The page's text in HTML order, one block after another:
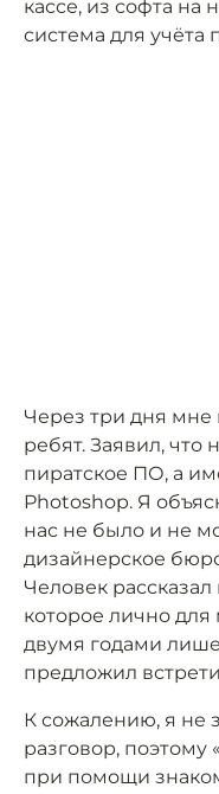
кассе, из софта на
система для учёта
Через три дня мне
ребят. Заявил,
пиратское ПО, а
Photoshop. Я
нас не было и не
дизайнерское
Человек
которое лично
двумя годами
предложил
К сожалению, я не
разговор,
при помощи